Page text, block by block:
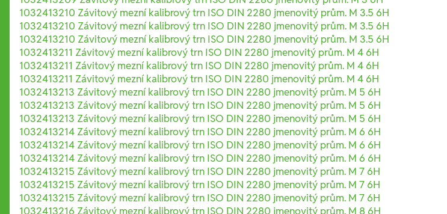
1032413210 Závitový mezní kalibrový trn ISO DIN 2280 jmenovitý prům. M 3.5 6H
1032413210 Závitový mezní kalibrový trn ISO DIN 2280 jmenovitý prům. M 3.5 6H
1032413210 Závitový mezní kalibrový trn ISO DIN 2280 jmenovitý prům. M 3.5 6H
1032413211 Závitový mezní kalibrový trn ISO DIN 2280 jmenovitý prům. M 4 6H
1032413211 Závitový mezní kalibrový trn ISO DIN 2280 jmenovitý prům. M 4 6H
1032413211 Závitový mezní kalibrový trn ISO DIN 2280 jmenovitý prům. M 4 6H
1032413213 Závitový mezní kalibrový trn ISO DIN 2280 jmenovitý prům. M 5 6H
1032413213 Závitový mezní kalibrový trn ISO DIN 2280 jmenovitý prům. M 5 6H
1032413213 Závitový mezní kalibrový trn ISO DIN 2280 jmenovitý prům. M 5 6H
1032413214 Závitový mezní kalibrový trn ISO DIN 2280 jmenovitý prům. M 6 6H
1032413214 Závitový mezní kalibrový trn ISO DIN 2280 jmenovitý prům. M 6 6H
1032413214 Závitový mezní kalibrový trn ISO DIN 2280 jmenovitý prům. M 6 6H
1032413215 Závitový mezní kalibrový trn ISO DIN 2280 jmenovitý prům. M 7 6H
1032413215 Závitový mezní kalibrový trn ISO DIN 2280 jmenovitý prům. M 7 6H
1032413215 Závitový mezní kalibrový trn ISO DIN 2280 jmenovitý prům. M 7 6H
1032413216 Závitový mezní kalibrový trn ISO DIN 2280 jmenovitý prům. M 8 6H